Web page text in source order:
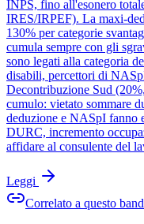
INPS, fino all'esonero
IRES/IRPEF). La maxi-
130% per categorie
cumula sempre con gli
sono legati alla categoria
disabili, percettori di
Decontribuzione Sud
cumulo: vietato sommare
deduzione e NASpI fanno
DURC, incremento
affidare al consulente del
Leggi
Correlato a questo